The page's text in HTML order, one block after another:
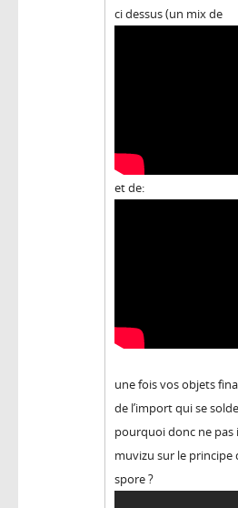
ci dessus (un mix de
et de:
une fois vos objets
de l’import qui se
pourquoi donc ne
muvizu sur le principe
spore ?